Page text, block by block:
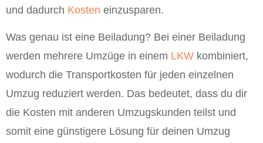
und dadurch Kosten einzusparen.
Was genau ist eine Beiladung? Bei einer Beiladung
werden mehrere Umzüge in einem LKW kombiniert,
wodurch die Transportkosten für jeden einzelnen
Umzug reduziert werden. Das bedeutet, dass du dir
die Kosten mit anderen Umzugskunden teilst und
somit eine günstigere Lösung für deinen Umzug